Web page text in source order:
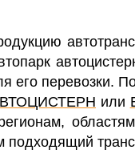
его перевозки.
или